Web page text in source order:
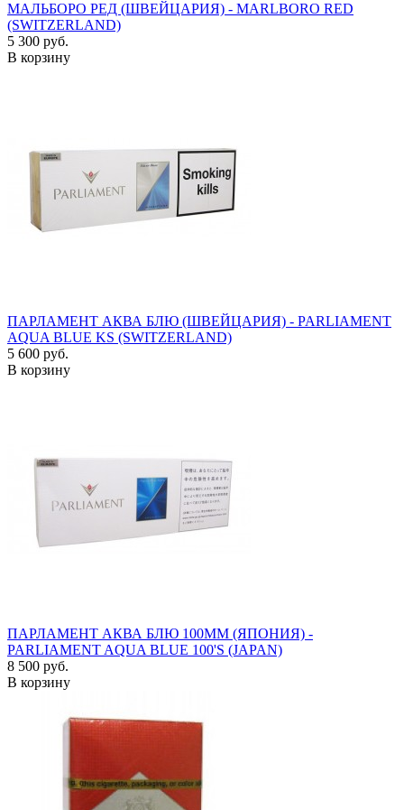
МАЛЬБОРО РЕД (ШВЕЙЦАРИЯ) - MARLBORO RED
(SWITZERLAND)
5 300 руб.
В корзину
ПАРЛАМЕНТ АКВА БЛЮ (ШВЕЙЦАРИЯ) - PARLIAMENT
AQUA BLUE KS (SWITZERLAND)
5 600 руб.
В корзину
ПАРЛАМЕНТ АКВА БЛЮ 100ММ (ЯПОНИЯ) -
PARLIAMENT AQUA BLUE 100'S (JAPAN)
8 500 руб.
В корзину